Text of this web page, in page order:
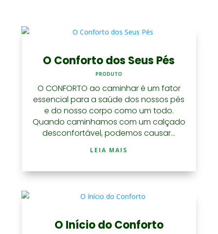
O Conforto dos Seus Pés
PRODUTO
O CONFORTO ao caminhar é um fator
essencial para a saúde dos nossos pés
e do nosso corpo como um todo.
Quando caminhamos com um calçado
desconfortável, podemos causar...
LEIA MAIS
O Início do Conforto